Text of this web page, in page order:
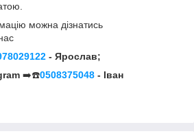
можна дізнатись
- Ярослав;
➡️☎️0508375048 - Іван